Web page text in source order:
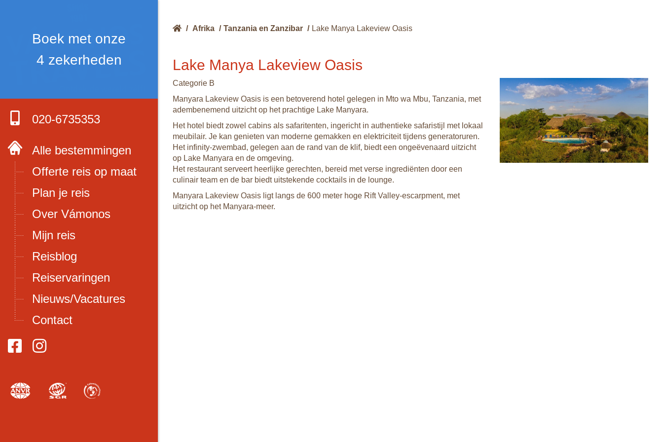
Boek met onze
4 zekerheden
020-6735353
Alle bestemmingen
Offerte reis op maat
Plan je reis
Over Vámonos
Mijn reis
Reisblog
Reiservaringen
Nieuws/Vacatures
Contact
/ Afrika / Tanzania en Zanzibar / Lake Manya Lakeview Oasis
Lake Manya Lakeview Oasis
Categorie B
Manyara Lakeview Oasis is een betoverend hotel gelegen in Mto wa Mbu, Tanzania, met
adembenemend uitzicht op het prachtige Lake Manyara.
Het hotel biedt zowel cabins als safaritenten, ingericht in authentieke safaristijl met lokaal
meubilair. Je kan genieten van moderne gemakken en elektriciteit tijdens generatoruren.
Het infinity-zwembad, gelegen aan de rand van de klif, biedt een ongeëvenaard uitzicht
op Lake Manyara en de omgeving.
Het restaurant serveert heerlijke gerechten, bereid met verse ingrediënten door een
culinair team en de bar biedt uitstekende cocktails in de lounge.
Manyara Lakeview Oasis ligt langs de 600 meter hoge Rift Valley-escarpment, met
uitzicht op het Manyara-meer.